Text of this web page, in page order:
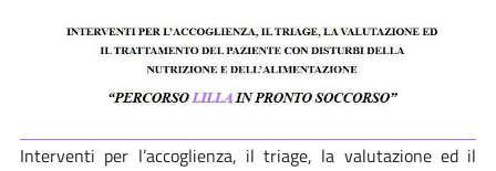
Interventi per l’accoglienza, il triage, la valutazione ed il